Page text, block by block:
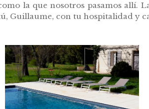
la que nosotros pasamos allí.
Guillaume, con tu hospitalidad y